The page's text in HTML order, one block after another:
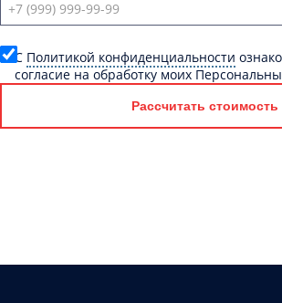
C Политикой конфиденциальности
согласие на обработку моих
Рассчитать стоимость